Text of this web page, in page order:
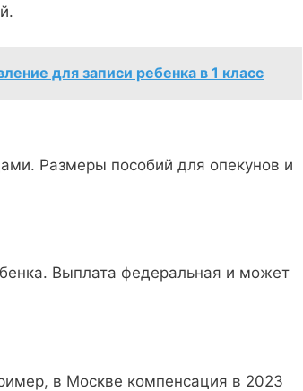
для записи ребенка в 1 класс
Размеры пособий для опекунов и
Выплата федеральная и может
в Москве компенсация в 2023